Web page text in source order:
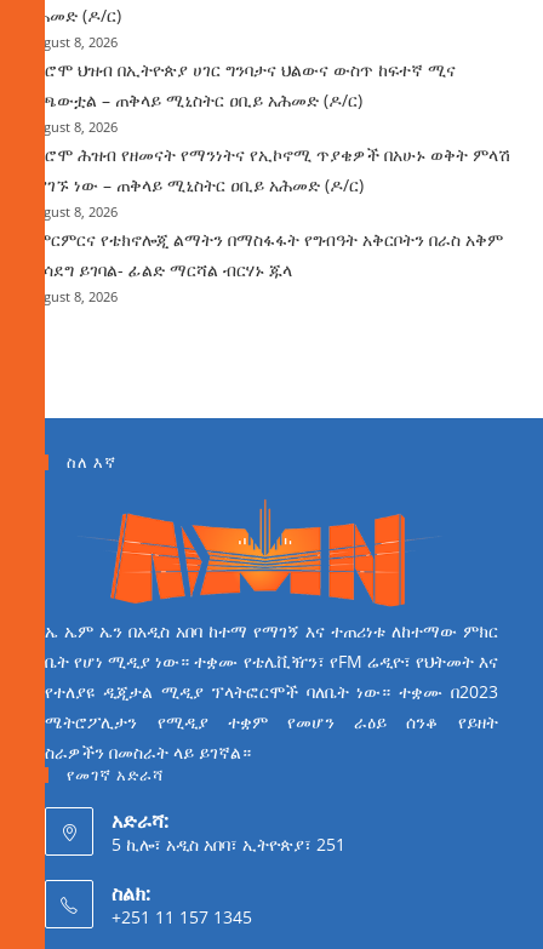
አሕመድ (ዶ/ር)
August 8, 2026
የኦሮሞ ህዝብ በኢትዮጵያ ሀገር ግንባታና ህልውና ውስጥ ከፍተኛ ሚና
ተጫውቷል – ጠቅላይ ሚኒስትር ዐቢይ አሕመድ (ዶ/ር)
August 8, 2026
የኦሮሞ ሕዝብ የዘመናት የማንነትና የኢኮኖሚ ጥያቄዎች በአሁኑ ወቅት ምላሽ
እያገኙ ነው – ጠቅላይ ሚኒስትር ዐቢይ አሕመድ (ዶ/ር)
August 8, 2026
የምርምርና የቴክኖሎጂ ልማትን በማስፋፋት የግብዓት አቅርቦትን በራስ አቅም
ማሳደግ ይገባል- ፊልድ ማርሻል ብርሃኑ ጁላ
August 8, 2026
ስለ እኛ
ኤ ኤም ኤን በአዲስ አበባ ከተማ የማገኝ እና ተጠሪነቱ ለከተማው ምክር
ቤት የሆነ ሚዲያ ነው። ተቋሙ የቴሌቪዥን፣ የFM ሬዲዮ፣ የህትመት እና
የተለያዩ ዲጂታል ሚዲያ ፕላትፎርሞች ባለቤት ነው። ተቋሙ በ2023
ሜትሮፖሊታን የሚዲያ ተቋም የመሆን ራዕይ ሰንቆ የይዘት
ስራዎችን በመስራት ላይ ይገኛል።
የመገኛ አድራሻ
አድራሻ:
5 ኪሎ፣ አዲስ አበባ፣ ኢትዮጵያ፣ 251
ስልክ:
+251 11 157 1345